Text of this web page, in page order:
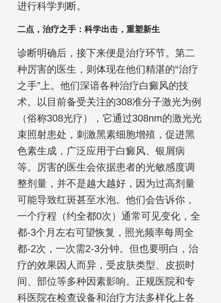
进行科学判断。
二点，治疗之手：科学出击，重塑新生
诊断明确后，接下来便是治疗环节。第二
种厉害的医生，则体现在他们精湛的“治疗
之手”上。他们深谙各种治疗白癜风的技
术。以目前备受关注的308准分子激光为例
（俗称308光疗），它通过308nm的激光光
束照射患处，刺激黑素细胞增殖，促进黑
色素生成，广泛应用于白癜风、银屑病
等。厉害的医生会依据患者的光敏感度调
整剂量，并不是越大越好，因为过高剂量
可能导致红斑甚至水泡。他们会告诉你，
一个疗程（约全都0次）通常可见变化，全
都-3个月左右可望恢复，照光频率每周全
都-2次，一次需2-3分钟。但也要明白，治
疗的效果因人而异，受皮肤类型、皮损时
间、部位等多种因素影响。正规医院和专
科医院在检查设备和治疗方法多样化上各